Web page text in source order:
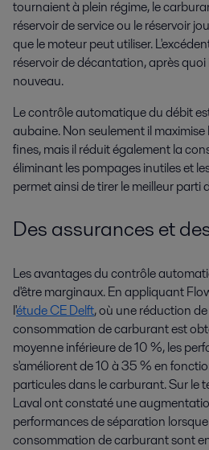
tournaient à plein régime, le
réservoir de service ou le réservoir
que le moteur peut utiliser.
réservoir de décantation, après
nouveau.
Le contrôle automatique du débit
aubaine. Non seulement il
fines, mais il réduit également la
éliminant les pompages inutiles et
permet ainsi de tirer le meilleur parti
Des assurances et
Les avantages du contrôle
d'être marginaux. En appliquant
l'étude CE Delft, où une réduction
consommation de carburant est
moyenne inférieure de 10 %, les
s'améliorent de 10 à 35 % en
particules dans le carburant. Sur le
Laval ont constaté une
performances de séparation
consommation de carburant sont